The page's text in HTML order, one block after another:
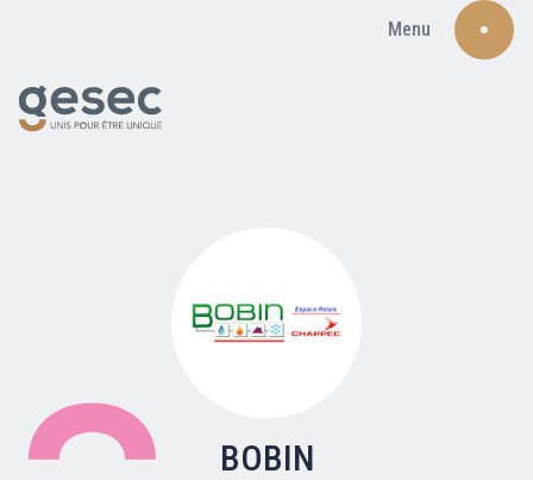
Menu
Nos adhérents
BOBIN